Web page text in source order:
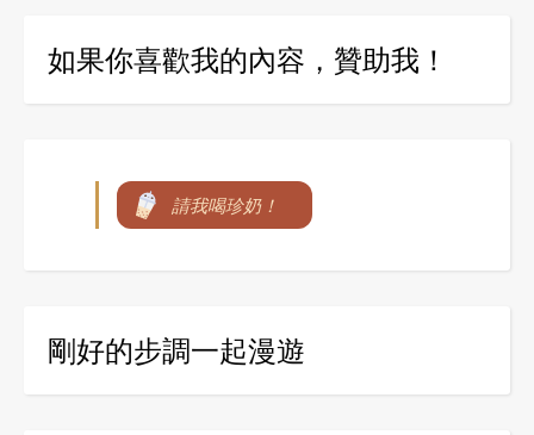
如果你喜歡我的內容，贊助我！
請我喝珍奶！
剛好的步調一起漫遊